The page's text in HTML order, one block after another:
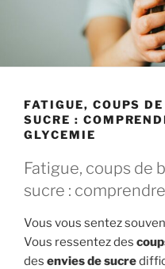
FATIGUE, COUPS
SUCRE :
GLYCEMIE
Fatigue, coups de
sucre :
Vous vous sentez
Vous ressentez des
des envies de sucre